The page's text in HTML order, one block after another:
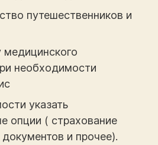
путешественников и
необходимости
указать
опции ( страхование
и прочее).